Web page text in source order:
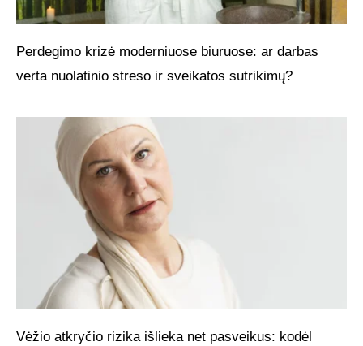
Perdegimo krizė moderniuose biuruose: ar darbas
verta nuolatinio streso ir sveikatos sutrikimų?
Vėžio atkryčio rizika išlieka net pasveikus: kodėl